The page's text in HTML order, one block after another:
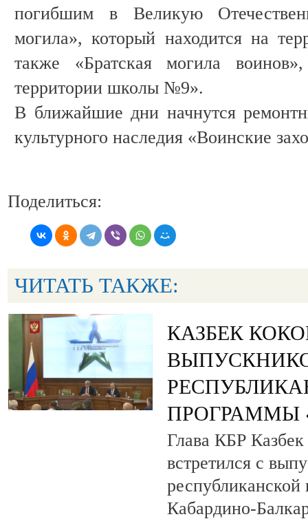
погибшим в Великую
могила», который находится на
также «Братская могила
территории школы №9».
В ближайшие дни начнутся
культурного наследия «Воинские
Поделиться:
ЧИТАТЬ ТАКЖЕ:
КАЗБЕК
ПРОГРАММЫ
Глава КБР Казбек
встретился с
Кабардино-